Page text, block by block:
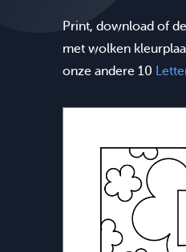
Print, download of
met wolken
onze andere 10